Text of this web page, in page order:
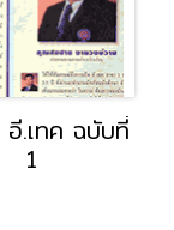
อี.เทค ฉบับที่
1